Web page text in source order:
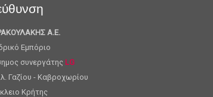
Α.Ε.
Εμπόριο
συνεργάτης LG
Γαζίου - Καβροχωρίου
Κρήτης